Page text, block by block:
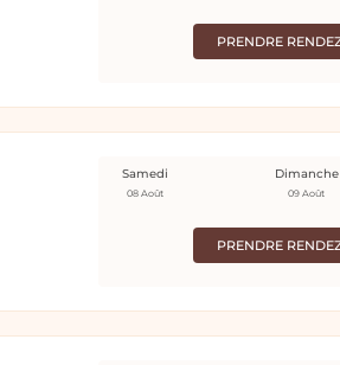
PRENDRE
PRENDRE
Samedi
08 Août
Dimanche
09 Août